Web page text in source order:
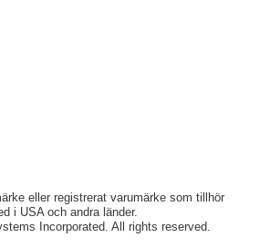
eller registrerat varumärke som tillhör
i USA och andra länder.
Incorporated. All rights reserved.